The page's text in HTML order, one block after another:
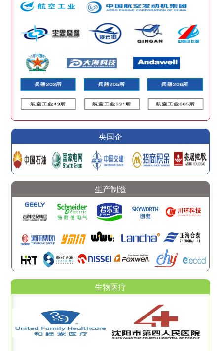
央国企
生产制造
生物医疗